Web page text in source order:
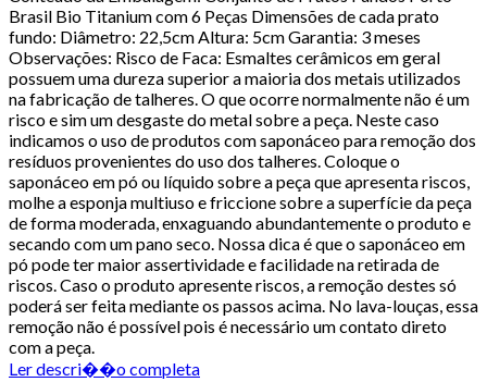
Brasil Bio Titanium com 6 Peças Dimensões de cada prato
fundo: Diâmetro: 22,5cm Altura: 5cm Garantia: 3 meses
Observações: Risco de Faca: Esmaltes cerâmicos em geral
possuem uma dureza superior a maioria dos metais utilizados
na fabricação de talheres. O que ocorre normalmente não é um
risco e sim um desgaste do metal sobre a peça. Neste caso
indicamos o uso de produtos com saponáceo para remoção dos
resíduos provenientes do uso dos talheres. Coloque o
saponáceo em pó ou líquido sobre a peça que apresenta riscos,
molhe a esponja multiuso e friccione sobre a superfície da peça
de forma moderada, enxaguando abundantemente o produto e
secando com um pano seco. Nossa dica é que o saponáceo em
pó pode ter maior assertividade e facilidade na retirada de
riscos. Caso o produto apresente riscos, a remoção destes só
poderá ser feita mediante os passos acima. No lava-louças, essa
remoção não é possível pois é necessário um contato direto
com a peça.
Ler descri��o completa